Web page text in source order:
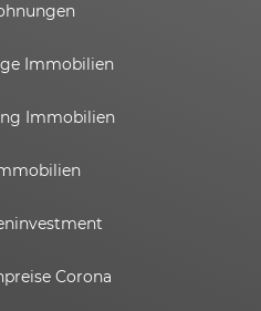
Immobilien
Immobilien
Corona